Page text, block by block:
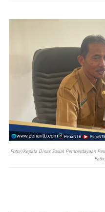
Foto//Kepala Dinas Sosial Pemberdayaan